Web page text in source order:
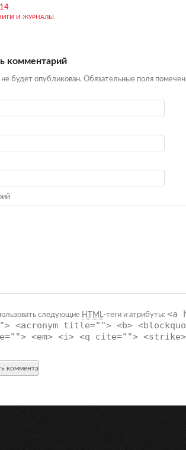
И ЖУРНАЛЫ .
комментарий
будет опубликован. Обязательные поля
следующие HTML-теги и атрибуты: <a
<acronym title=""> <b>
<em> <i> <q cite="">